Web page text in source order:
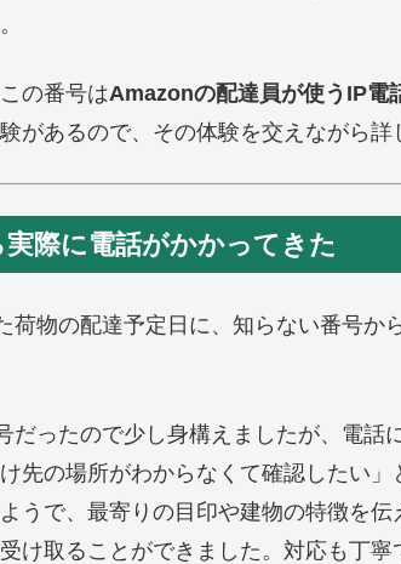
の番号はAmazonの配達員が使うIP電
があるので、その体験を交えながら詳
際に電話がかかってきた
荷物の配達予定日に、知らない番号か
だったので少し身構えましたが、電話
先の場所がわからなくて確認したい
うで、最寄りの目印や建物の特徴を
け取ることができました。対応も丁